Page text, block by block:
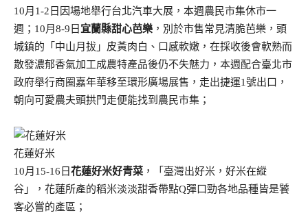
10月1-2日因場地舉行台北汽車大展，本週農民市集休市一
週；10月8-9日 宜蘭縣甜心芭樂 ，別於市售常見清脆芭樂，頭
城鎮的「中山月拔」皮黃肉白、口感軟嫩，在採收後會軟熟而
散發濃郁香氣加工成農特產品後仍不失魅力，本週配合臺北市
政府舉行商圈嘉年華移至環形廣場展售，走出捷運1號出口，
朝向可愛農夫頭拱門走便能找到農民市集；
花蓮好米
10月15-16日花蓮好米好青菜 ，「臺灣出好米，好米在縱
谷」，花蓮所產的稻米淡淡甜香帶點Q彈口勁各地品種皆是饕
客必嘗的產區；